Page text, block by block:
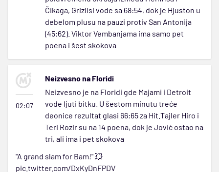
Čikaga, Grizlisi vode sa 68:54, dok je Hjuston u
debelom plusu na pauzi protiv San Antonija
(45:62). Viktor Vembanjama ima samo pet
poena i šest skokova
02:07
Neizvesno na Floridi
Neizvesno je na Floridi gde Majami i Detroit
vode ljuti bitku. U šestom minutu treće
deonice rezultat glasi 66:65 za Hit.Tajler Hiro i
Teri Rozir su na 14 poena, dok je Jović ostao na
tri, ali ima i pet skokova
"A grand slam for Bam!" 💥
pic.twitter.com/DxKyDnFPDV